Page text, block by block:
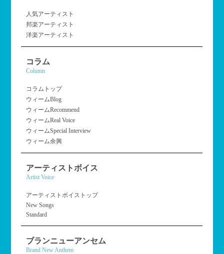
人気アーティスト
邦楽アーティスト
洋楽アーティスト
コラム
Column
コラムトップ
ウィームBlog
ウィームRecommend
ウィームReal Voice
ウィームSpecial Interview
ウィーム余興
アーティストボイス
Artist Voice
アーティストボイストップ
New Songs
Standard
ブランニューアンセム
Brand New Anthem